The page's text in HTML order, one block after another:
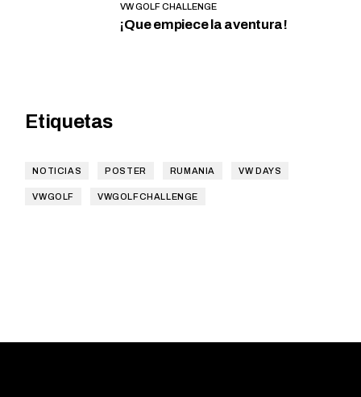
VW GOLF CHALLENGE
¡Que empiece la aventura!
Etiquetas
NOTICIAS POSTER RUMANIA VW DAYS
VWGOLF VWGOLFCHALLENGE